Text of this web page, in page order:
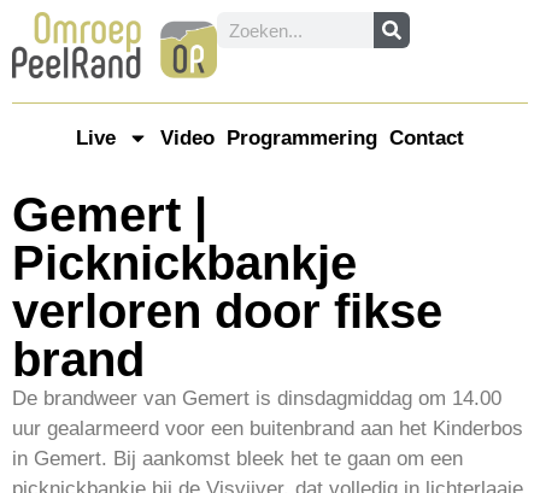
Live Video Programmering Contact
Gemert |
Picknickbankje
verloren door fikse
brand
De brandweer van Gemert is dinsdagmiddag om 14.00
uur gealarmeerd voor een buitenbrand aan het Kinderbos
in Gemert. Bij aankomst bleek het te gaan om een